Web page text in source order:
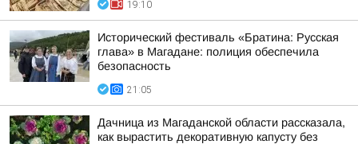
19:10
Исторический фестиваль «Братина: Русская
глава» в Магадане: полиция обеспечила
безопасность
21:05
Дачница из Магаданской области рассказала,
как вырастить декоративную капусту без